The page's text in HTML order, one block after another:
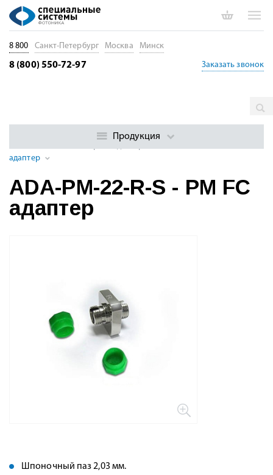
Волоконно-оптические соединительные компоненты
адаптер
ADA-PM-22-R-S - PM FC
адаптер
Шпоночный паз 2,03 мм.
8 800 Санкт-Петербург Москва Минск
8 (800) 550-72-97 Заказать звонок
Продукция